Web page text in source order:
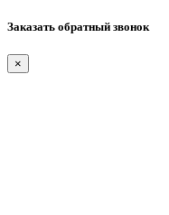
Заказать обратный звонок
×